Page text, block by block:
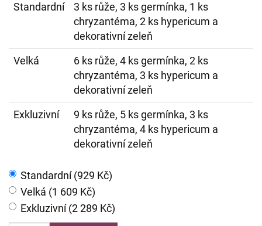
Standardní
3 ks růže, 3 ks germínka, 1 ks
chryzantéma, 2 ks hypericum a
dekorativní zeleň
Velká
6 ks růže, 4 ks germínka, 2 ks
chryzantéma, 3 ks hypericum a
dekorativní zeleň
Exkluzivní
9 ks růže, 5 ks germínka, 3 ks
chryzantéma, 4 ks hypericum a
dekorativní zeleň
Standardní (929 Kč)
Velká (1 609 Kč)
Exkluzivní (2 289 Kč)